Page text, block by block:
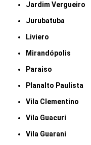
Jardim Vergueiro
Jurubatuba
Liviero
Mirandópolis
Paraiso
Planalto Paulista
Vila Clementino
Vila Guacuri
Vila Guarani